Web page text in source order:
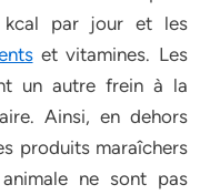
kcal par jour et les
et vitamines. Les
un autre frein à la
Ainsi, en dehors
produits maraîchers
ne sont pas